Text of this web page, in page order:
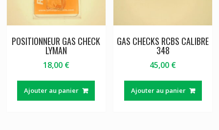
POSITIONNEUR GAS CHECK
LYMAN
18,00 €
Ajouter au panier
GAS CHECKS RCBS CALIBRE
348
45,00 €
Ajouter au panier